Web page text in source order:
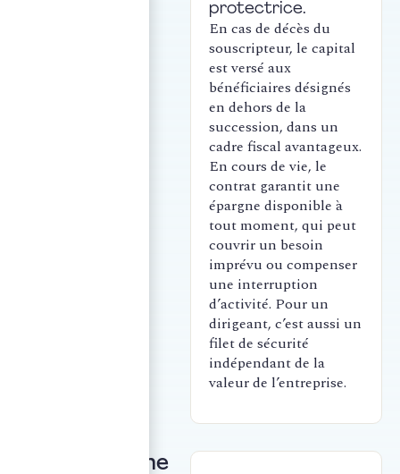
protectrice.
En cas de décès du
souscripteur, le capital
est versé aux
bénéficiaires désignés
en dehors de la
succession, dans un
cadre fiscal avantageux.
En cours de vie, le
contrat garantit une
épargne disponible à
tout moment, qui peut
couvrir un besoin
imprévu ou compenser
une interruption
d’activité. Pour un
dirigeant, c’est aussi un
filet de sécurité
indépendant de la
valeur de l’entreprise.
Plan d’épargne